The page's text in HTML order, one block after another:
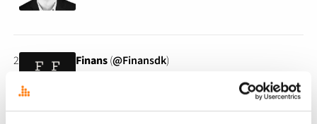
2 Finans(@Finansdk)